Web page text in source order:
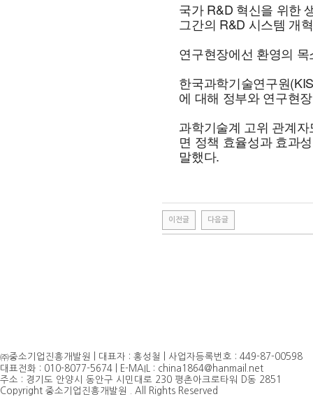
국가 R&D 혁신을 위한
그간의 R&D 시스템 개
연구현장에선 환영의
한국과학기술연구원
에 대해 정부와 연구현
과학기술계 고위 관계
면 정책 효율성과 효과
말했다.
이전글 다음글
㈜중소기업진흥개발원 | 대표자 : 홍성철 | 사업자등록번호 : 449-87-00598
대표전화 : 010-8077-5674 | E-MAIL : china1864@hanmail.net
주소 : 경기도 안양시 동안구 시민대로 230 평촌아크로타워 D동 2851
Copyright 중소기업진흥개발원 . All Rights Reserved